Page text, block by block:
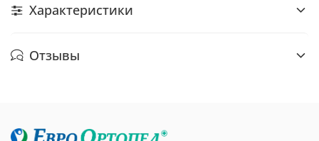
Характеристики
Отзывы